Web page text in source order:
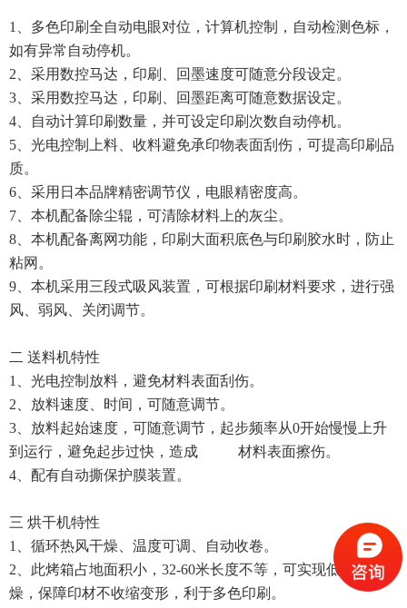
1、多色印刷全自动电眼对位，计算机控制，自动检测色标，
如有异常自动停机。
2、采用数控马达，印刷、回墨速度可随意分段设定。
3、采用数控马达，印刷、回墨距离可随意数据设定。
4、自动计算印刷数量，并可设定印刷次数自动停机。
5、光电控制上料、收料避免承印物表面刮伤，可提高印刷品
质。
6、采用日本品牌精密调节仪，电眼精密度高。
7、本机配备除尘辊，可清除材料上的灰尘。
8、本机配备离网功能，印刷大面积底色与印刷胶水时，防止
粘网。
9、本机采用三段式吸风装置，可根据印刷材料要求，进行强
风、弱风、关闭调节。
二 送料机特性
1、光电控制放料，避免材料表面刮伤。
2、放料速度、时间，可随意调节。
3、放料起始速度，可随意调节，起步频率从0开始慢慢上升
到运行，避免起步过快，造成 材料表面擦伤。
4、配有自动撕保护膜装置。
三 烘干机特性
1、循环热风干燥、温度可调、自动收卷。
2、此烤箱占地面积小，32-60米长度不等，可实现低温干
燥，保障印材不收缩变形，利于多色印刷。